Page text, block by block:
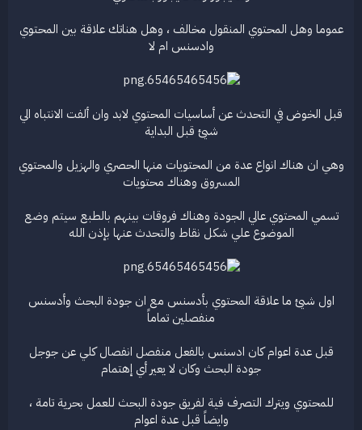
عموما وهل المحتوي المنقول مخالف ، وهل هناتك علاقة بين المحتوي
وادسنس ام لا
قبل الخوض في التحدث عن أساسيات المحتوي لابد وان ألفت الانتباه الي
شيئ قبل البداية
وهي ان هناك انواع عدة من المحتويات منها الحصري والهزيل والمحتوي
المسروق وهناك محتويات
تسمي المحتوي عالي الجودة وهناك فروقات بينهم بالطبع سيتم وضع
الموضوع علي شكل نقاط والتحدث عنها بإذن الله
اول شيئ ما علاقة المحتوي بأدسنس مع ان جودة البحث وأدسنس
منفصلين تماماً
قبل عدة اعوام كان ادسنس بالفعل منفصل انفصال كلي عن جوجل
جودة البحث وكان لا يعير أي إهتمام
للمحتوي ويترك التصرف فية لفريق جودة البحث للعمل بحرية تامة ،
وايضاً قبل عدة اعوام